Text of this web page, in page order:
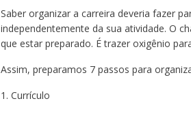
Saber organizar a carreira deveria fazer
independentemente da sua atividade. O
que estar preparado. É trazer oxigênio
Assim, preparamos 7 passos para
1. Currículo